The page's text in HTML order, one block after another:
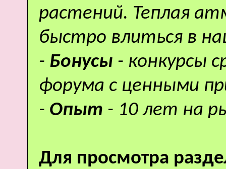
растений. Теплая
быстро влиться в
- Бонусы - конкурсы
форума с ценными
- Опыт - 10 лет на
Для просмотра